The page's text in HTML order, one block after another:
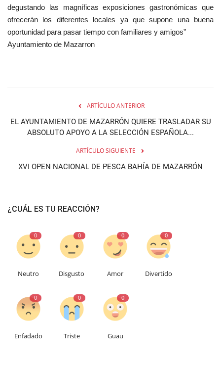
degustando las magníficas exposiciones gastronómicas que
ofrecerán los diferentes locales ya que supone una buena
oportunidad para pasar tiempo con familiares y amigos”
Ayuntamiento de Mazarron
ARTÍCULO ANTERIOR
EL AYUNTAMIENTO DE MAZARRÓN QUIERE TRASLADAR SU
ABSOLUTO APOYO A LA SELECCIÓN ESPAÑOLA...
ARTÍCULO SIGUIENTE
XVI OPEN NACIONAL DE PESCA BAHÍA DE MAZARRÓN
¿CUÁL ES TU REACCIÓN?
0
Neutro
0
Disgusto
0
Amor
0
Divertido
0
Enfadado
0
Triste
0
Guau